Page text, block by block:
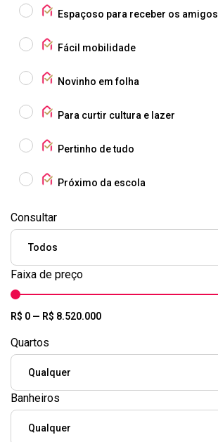
Espaçoso para receber os amigos
Fácil mobilidade
Novinho em folha
Para curtir cultura e lazer
Pertinho de tudo
Próximo da escola
Consultar
Faixa de preço
R$ 0 — R$ 8.520.000
Quartos
Banheiros